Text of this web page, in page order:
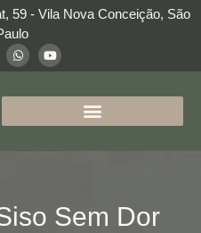
59 - Vila Nova Conceição, São
Sem Dor